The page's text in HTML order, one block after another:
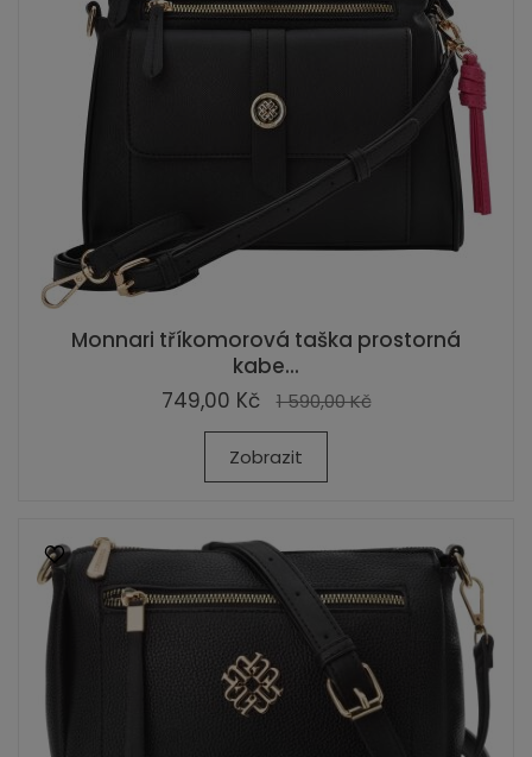
Monnari tříkomorová taška prostorná
kabe...
749,00 Kč
1 590,00 Kč
Zobrazit